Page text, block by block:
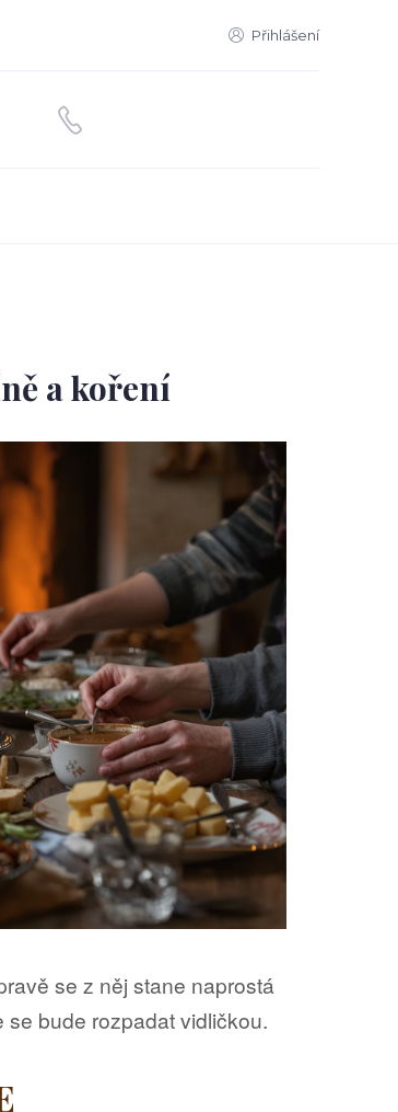
Přihlášení
a koření
se z něj stane naprostá
bude rozpadat vidličkou.